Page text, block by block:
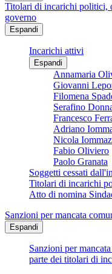
Titolari di incarichi politici,
governo
Espandi
Incarichi attivi
Espandi
Annamaria
Giovanni
Filomena
Serafino
Francesco
Adriano
Nicola
Fabio Oliviero
Paolo Granata
Soggetti cessati
Titolari di incarichi
Atto di nomina
Sanzioni per mancata
Espandi
Sanzioni per
parte dei titolari di